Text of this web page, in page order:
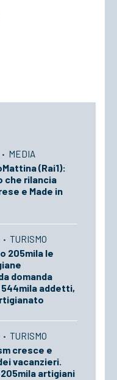
· MEDIA
(Rai1):
che rilancia
e Made in
· TURISMO
205mila le
domanda
addetti,
· TURISMO
cresce e
vacanzieri.
artigiani